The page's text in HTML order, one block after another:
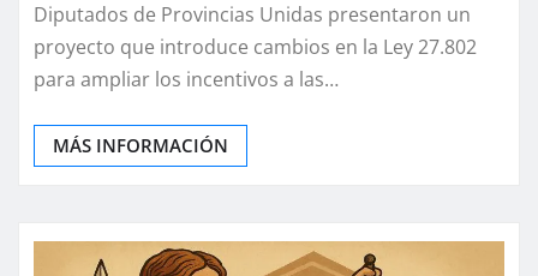
Diputados de Provincias Unidas presentaron un
proyecto que introduce cambios en la Ley 27.802
para ampliar los incentivos a las…
MÁS INFORMACIÓN